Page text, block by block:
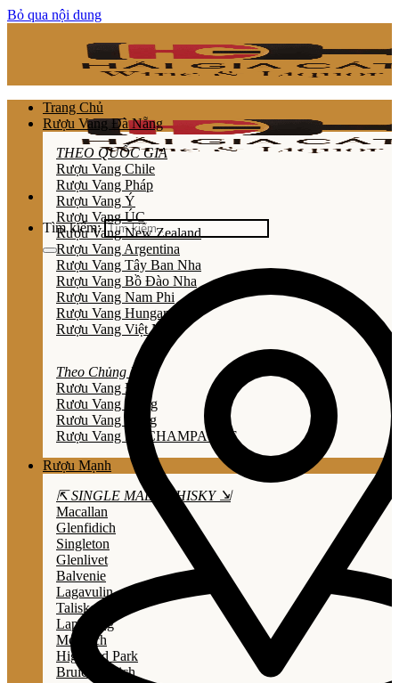
Bỏ qua nội dung
Tìm kiếm:
Trang Chủ
Rượu Vang Đà Nẵng
THEO QUỐC GIA
Rượu Vang Chile
Rượu Vang Pháp
Rượu Vang Ý
Rượu Vang ÚC
Rượu Vang New Zealand
Rượu Vang Argentina
Rượu Vang Tây Ban Nha
Rượu Vang Bồ Đào Nha
Rượu Vang Nam Phi
Rượu Vang Hungary
Rượu Vang Việt Nam
Theo Chủng Loại
Rươu Vang Đỏ
Rươu Vang Trắng
Rươu Vang Hồng
Rượu Vang Nổ/CHAMPAGNE
Rượu Mạnh
⇱ SINGLE MALT WHISKY ⇲
Macallan
Glenfidich
Singleton
Glenlivet
Balvenie
Lagavulin
Talisker
Laphroaig
Mortlach
Highland Park
Bruichladdich